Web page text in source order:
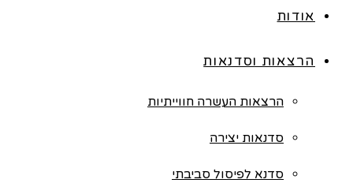
אודות
הרצאות וסדנאות
הרצאות העשרה חווייתיות
סדנאות יצירה
סדנא לפיסול סביבתי